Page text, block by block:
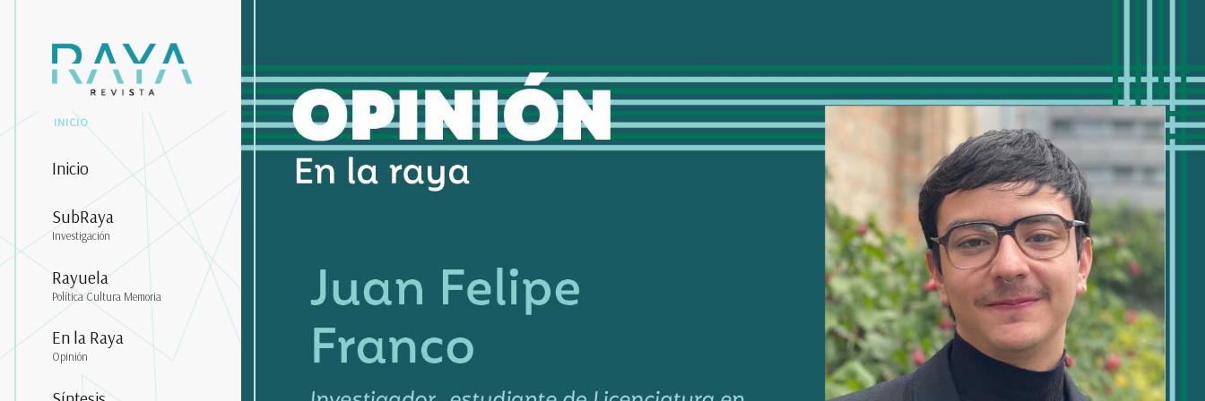
INICIO
Inicio
SubRaya
Investigación
Rayuela
Política Cultura Memoria
En la Raya
Opinión